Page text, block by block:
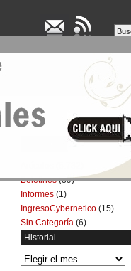
BOLETINES
Boletines(39)
Informes (1)
IngresoCybernetico (15)
Sin Categoría (6)
Historial
Historial